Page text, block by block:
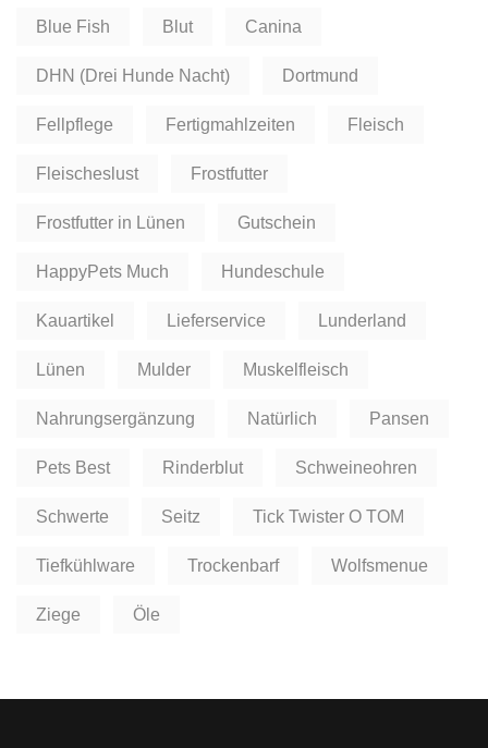
Blue Fish Blut Canina
DHN (Drei Hunde Nacht) Dortmund
Fellpflege Fertigmahlzeiten Fleisch
Fleischeslust Frostfutter
Frostfutter in Lünen Gutschein
HappyPets Much Hundeschule
Kauartikel Lieferservice Lunderland
Lünen Mulder Muskelfleisch
Nahrungsergänzung Natürlich Pansen
Pets Best Rinderblut Schweineohren
Schwerte Seitz Tick Twister O TOM
Tiefkühlware Trockenbarf Wolfsmenue
Ziege Öle